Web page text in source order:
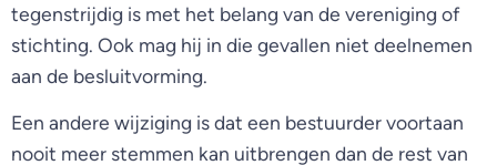
tegenstrijdig is met het belang van de vereniging of
stichting. Ook mag hij in die gevallen niet deelnemen
aan de besluitvorming.
Een andere wijziging is dat een bestuurder voortaan
nooit meer stemmen kan uitbrengen dan de rest van